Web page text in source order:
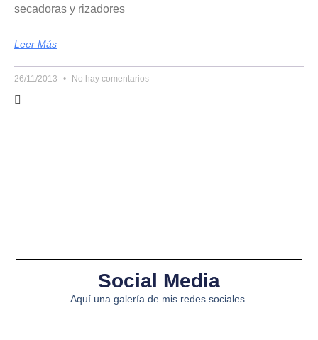
secadoras y rizadores
Leer Más
26/11/2013 No hay comentarios
Social Media
Aquí una galería de mis redes sociales.